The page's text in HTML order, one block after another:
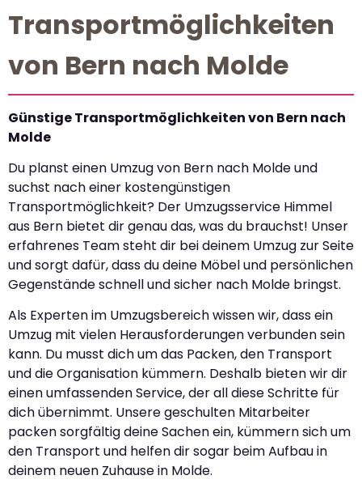
Transportmöglichkeiten
von Bern nach Molde
Günstige Transportmöglichkeiten von Bern nach
Molde
Du planst einen Umzug von Bern nach Molde und
suchst nach einer kostengünstigen
Transportmöglichkeit? Der Umzugsservice Himmel
aus Bern bietet dir genau das, was du brauchst! Unser
erfahrenes Team steht dir bei deinem Umzug zur Seite
und sorgt dafür, dass du deine Möbel und persönlichen
Gegenstände schnell und sicher nach Molde bringst.
Als Experten im Umzugsbereich wissen wir, dass ein
Umzug mit vielen Herausforderungen verbunden sein
kann. Du musst dich um das Packen, den Transport
und die Organisation kümmern. Deshalb bieten wir dir
einen umfassenden Service, der all diese Schritte für
dich übernimmt. Unsere geschulten Mitarbeiter
packen sorgfältig deine Sachen ein, kümmern sich um
den Transport und helfen dir sogar beim Aufbau in
deinem neuen Zuhause in Molde.